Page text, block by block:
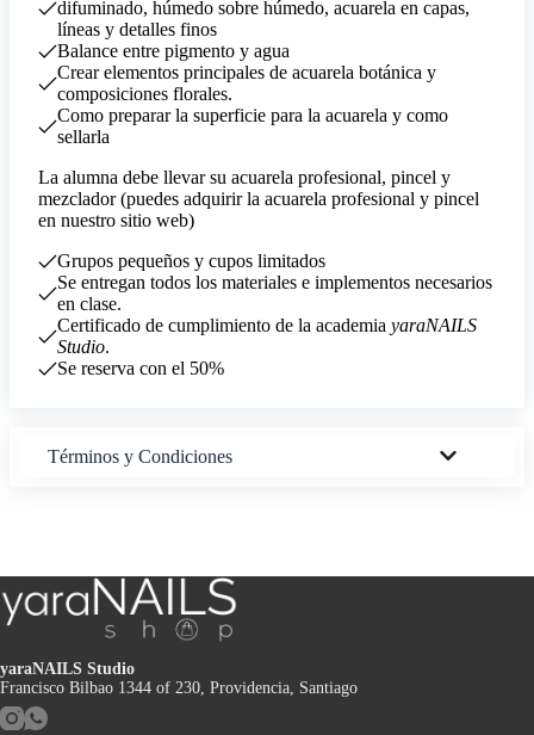
difuminado, húmedo sobre húmedo, acuarela en capas,
líneas y detalles finos
Balance entre pigmento y agua
Crear elementos principales de acuarela botánica y
composiciones florales.
Como preparar la superficie para la acuarela y como
sellarla
La alumna debe llevar su acuarela profesional, pincel y
mezclador (puedes adquirir la acuarela profesional y pincel
en nuestro sitio web)
Grupos pequeños y cupos limitados
Se entregan todos los materiales e implementos necesarios
en clase.
Certificado de cumplimiento de la academia yaraNAILS
Studio.
Se reserva con el 50%
Términos y Condiciones
yaraNAILS Studio
Francisco Bilbao 1344 of 230, Providencia, Santiago